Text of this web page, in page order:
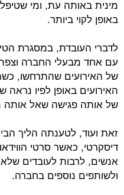
מינית באותה עת, ומי
באופן לקוי ביותר.
לדברי העובדת, במסגרת
עם אחד מבעלי החברה
של האירועים שהתרחשו,
האירועים באופן לפיו
של אותה פגישה שאל אותה
זאת ועוד, לטענתה הליך
דיסקרטי, כאשר סרטי
אנשים, לרבות לעובדים
ולשותפים נוספים בחברה.